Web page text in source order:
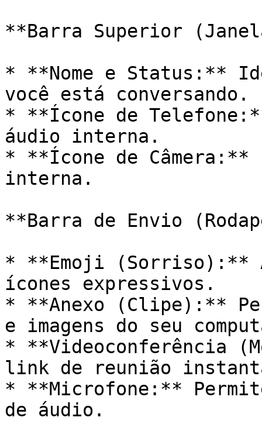
**Barra Superior
* **Nome e Status:**
você está conversando.
* **Ícone de
áudio interna.
* **Ícone de Câmera:**
interna.
**Barra de Envio
* **Emoji (Sorriso):**
ícones expressivos.
* **Anexo (Clipe):**
e imagens do seu
* **Videoconferência
link de reunião
* **Microfone:**
de áudio.